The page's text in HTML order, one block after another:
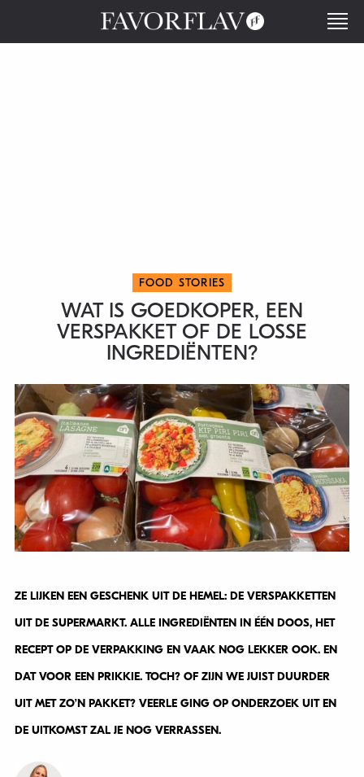
FOOD STORIES
WAT IS GOEDKOPER, EEN
VERSPAKKET OF DE LOSSE
INGREDIËNTEN?
ZE LIJKEN EEN GESCHENK UIT DE HEMEL: DE VERSPAKKETTEN
UIT DE SUPERMARKT. ALLE INGREDIËNTEN IN ÉÉN DOOS, HET
RECEPT OP DE VERPAKKING EN VAAK NOG LEKKER OOK. EN
DAT VOOR EEN PRIKKIE. TOCH? OF ZIJN WE JUIST DUURDER
UIT MET ZO’N PAKKET? VEERLE GING OP ONDERZOEK UIT EN
DE UITKOMST ZAL JE NOG VERRASSEN.